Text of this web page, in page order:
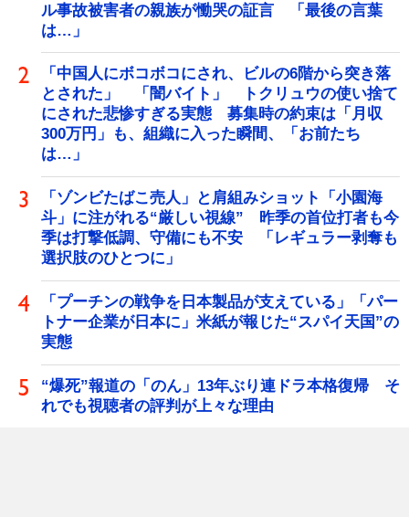
ル事故被害者の親族が慟哭の証言 「最後の言葉
は…」
「中国人にボコボコにされ、ビルの6階から突き落
とされた」 「闇バイト」 トクリュウの使い捨て
にされた悲惨すぎる実態 募集時の約束は「月収
300万円」も、組織に入った瞬間、「お前たち
は…」
「ゾンビたばこ売人」と肩組みショット「小園海
斗」に注がれる“厳しい視線” 昨季の首位打者も今
季は打撃低調、守備にも不安 「レギュラー剥奪も
選択肢のひとつに」
「プーチンの戦争を日本製品が支えている」「パー
トナー企業が日本に」米紙が報じた“スパイ天国”の
実態
“爆死”報道の「のん」13年ぶり連ドラ本格復帰 そ
れでも視聴者の評判が上々な理由